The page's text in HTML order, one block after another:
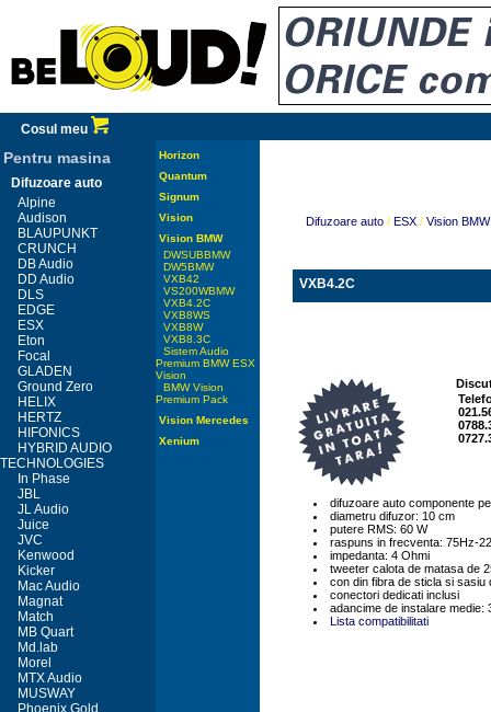
Cosul meu
Pentru masina
Difuzoare auto
Alpine
Audison
BLAUPUNKT
CRUNCH
DB Audio
DD Audio
DLS
EDGE
ESX
Eton
Focal
GLADEN
Ground Zero
HELIX
HERTZ
HIFONICS
HYBRID AUDIO
TECHNOLOGIES
In Phase
JBL
JL Audio
Juice
JVC
Kenwood
Kicker
Mac Audio
Magnat
Match
MB Quart
Md.lab
Morel
MTX Audio
MUSWAY
Phoenix Gold
Horizon
Quantum
Signum
Vision
Vision BMW
DWSUBBMW
DW5BMW
VXB42
VS200WBMW
VXB4.2C
VXB8WS
VXB8W
VXB8.3C
Sistem Audio
Premium BMW ESX
Vision
BMW Vision
Premium Pack
Vision Mercedes
Xenium
Difuzoare auto/ ESX/ Vision BMW
VXB4.2C
difuzoare auto componente
diametru difuzor: 10 cm
putere RMS: 60 W
raspuns in frecventa: 75Hz-
impedanta: 4 Ohmi
tweeter calota de matasa de
con din fibra de sticla si sasiu
conectori dedicati inclusi
adancime de instalare medie:
Lista compatibilitati